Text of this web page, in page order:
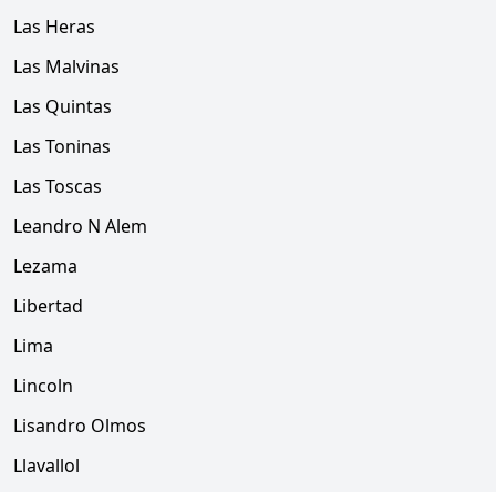
Las Heras
Las Malvinas
Las Quintas
Las Toninas
Las Toscas
Leandro N Alem
Lezama
Libertad
Lima
Lincoln
Lisandro Olmos
Llavallol